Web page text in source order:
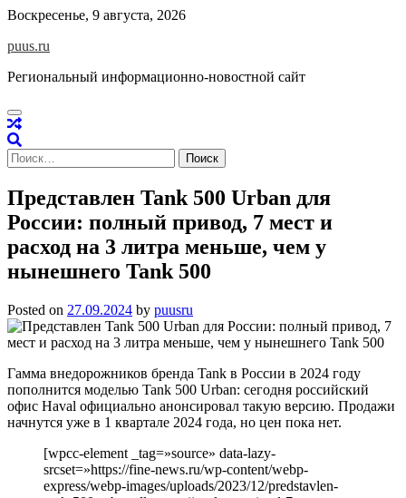
Skip
content
Воскресенье, 9 августа, 2026
puus.ru
Региональный информационно-новостной сайт
Найти:
Представлен Tank 500 Urban для
России: полный привод, 7 мест и
расход на 3 литра меньше, чем у
нынешнего Tank 500
Posted on 27.09.2024 by puusru
Гамма внедорожников бренда Tank в России в 2024 году
пополнится моделью Tank 500 Urban: сегодня российский
офис Haval официально анонсировал такую версию. Продажи
начнутся уже в 1 квартале 2024 года, но цен пока нет.
[wpcc-element _tag=»source» data-lazy-
srcset=»https://fine-news.ru/wp-content/webp-
express/webp-images/uploads/2023/12/predstavlen-